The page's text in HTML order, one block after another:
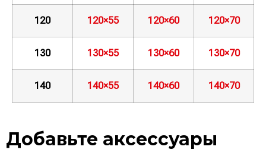
120 120×55 120×60 120×70
130 130×55 130×60 130×70
140 140×55 140×60 140×70
Добавьте аксессуары